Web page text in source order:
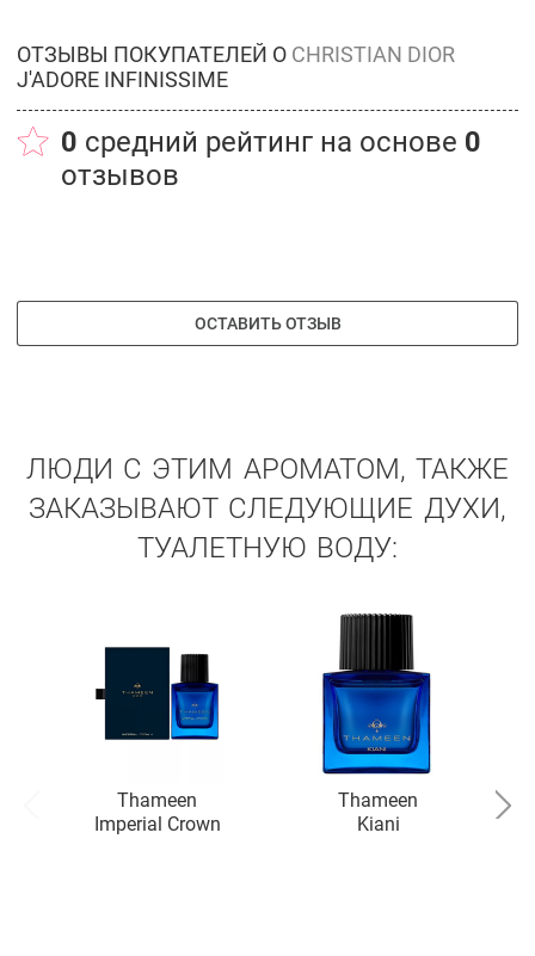
ОТЗЫВЫ ПОКУПАТЕЛЕЙ О CHRISTIAN DIOR
J'ADORE INFINISSIME
0 средний рейтинг на основе 0
отзывов
ОСТАВИТЬ ОТЗЫВ
ЛЮДИ С ЭТИМ АРОМАТОМ, ТАКЖЕ
ЗАКАЗЫВАЮТ СЛЕДУЮЩИЕ ДУХИ,
ТУАЛЕТНУЮ ВОДУ:
Thameen
Imperial Crown
Thameen
Kiani